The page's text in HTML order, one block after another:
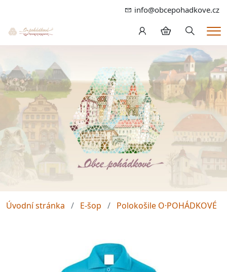
info@obcepohadkove.cz
Hledání
Úvodní stránka E-šop Polokošile O·POHÁDKOVÉ